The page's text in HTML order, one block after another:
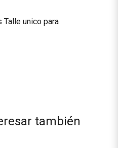
unico para
también